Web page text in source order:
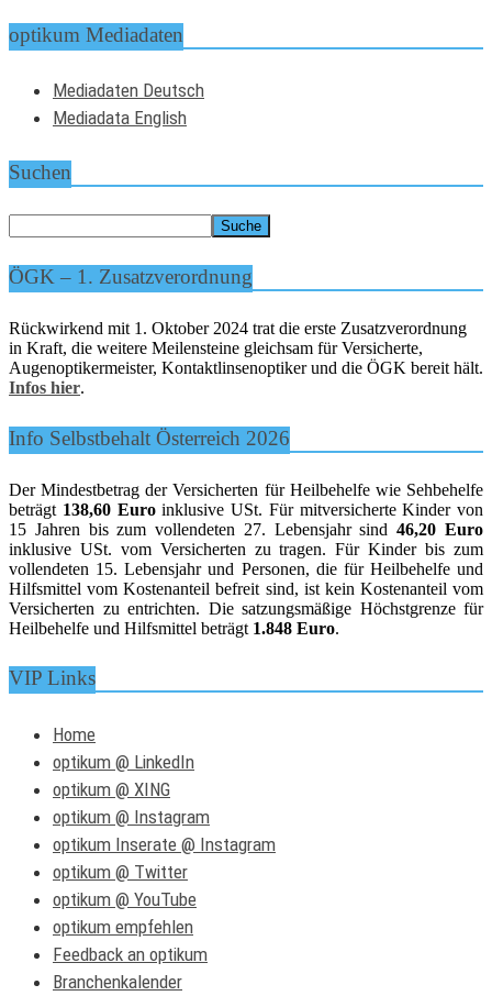
optikum Mediadaten
Mediadaten Deutsch
Mediadata English
Suchen
ÖGK – 1. Zusatzverordnung
Rückwirkend mit 1. Oktober 2024 trat die erste Zusatzverordnung
in Kraft, die weitere Meilensteine gleichsam für Versicherte,
Augenoptikermeister, Kontaktlinsenoptiker und die ÖGK bereit hält.
Infos hier.
Info Selbstbehalt Österreich 2026
Der Mindestbetrag der Versicherten für Heilbehelfe wie Sehbehelfe
beträgt 138,60 Euroinklusive USt. Für mitversicherte Kinder von
15 Jahren bis zum vollendeten 27. Lebensjahr sind46,20 Euro
inklusive USt. vom Versicherten zu tragen. Für Kinder bis zum
vollendeten 15. Lebensjahr und Personen, die für Heilbehelfe und
Hilfsmittel vom Kostenanteil befreit sind, ist kein Kostenanteil vom
Versicherten zu entrichten. Die satzungsmäßige Höchstgrenze für
Heilbehelfe und Hilfsmittel beträgt 1.848 Euro.
VIP Links
Home
optikum @ LinkedIn
optikum @ XING
optikum @ Instagram
optikum Inserate @ Instagram
optikum @ Twitter
optikum @ YouTube
optikum empfehlen
Feedback an optikum
Branchenkalender